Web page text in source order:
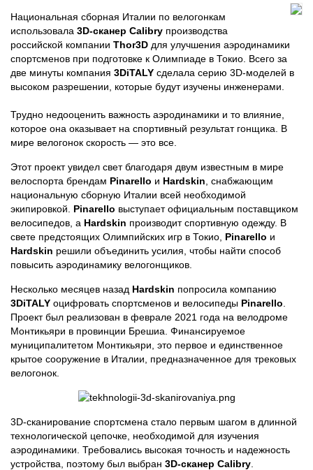
Национальная сборная Италии по велогонкам
использовала 3D-сканер Calibry производства
российской компании Thor3D для улучшения аэродинамики
спортсменов при подготовке к Олимпиаде в Токио. Всего за
две минуты компания 3DiTALY сделала серию 3D-моделей в
высоком разрешении, которые будут изучены инженерами.
Трудно недооценить важность аэродинамики и то влияние,
которое она оказывает на спортивный результат гонщика. В
мире велогонок скорость — это все.
Этот проект увидел свет благодаря двум известным в мире
велоспорта брендам Pinarello и Hardskin , снабжающим
национальную сборную Италии всей необходимой
экипировкой. Pinarello выступает официальным поставщиком
велосипедов, а Hardskin производит спортивную одежду. В
свете предстоящих Олимпийских игр в Токио, Pinarello и
Hardskin решили объединить усилия, чтобы найти способ
повысить аэродинамику велогонщиков.
Несколько месяцев назад Hardskin попросила компанию
3DiTALY оцифровать спортсменов и велосипеды Pinarello
Проект был реализован в феврале 2021 года на велодроме
Монтикьяри в провинции Брешиа. Финансируемое
муниципалитетом Монтикьяри, это первое и единственное
крытое сооружение в Италии, предназначенное для трековых
велогонок.
3D-сканирование спортсмена стало первым шагом в длинной
технологической цепочке, необходимой для изучения
аэродинамики. Требовались высокая точность и надежность
устройства, поэтому был выбран 3D-сканер Calibry